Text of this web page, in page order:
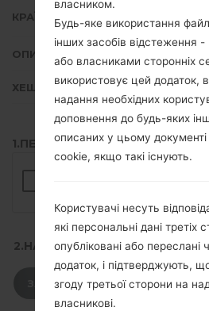
КРАЇНА
ОПИС
ХЕШ
1.ПЕРЕВІРТИ НАЯВНІСТЬ
2.НАТИСНІТЬ, ЩОБ
ЗАВАНТАЖИТИ
власником.
Будь-яке використання
інших засобів відстеження
або власниками сторонніх
використовує цей додаток,
надання необхідних
доповнення до будь-яких
описаних у цьому документі
cookie, якщо такі існують.
Користувачі несуть
які персональні дані третіх
опубліковані або переслані
додаток, і підтверджують,
згоду третьої сторони на
власникові.